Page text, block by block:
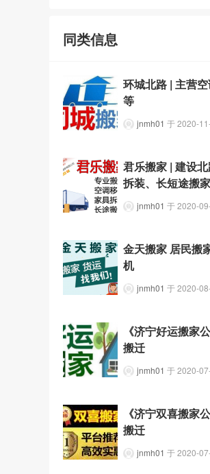
同类信息
环城北路 | 主营
等
jnmh01 于 2020-
君乐搬家 | 建设
拆装、长短途搬
jnmh01 于 2020-
金天搬家 居民搬
机
jnmh01 于 2020-
《济宁好运搬家
搬迁
jnmh01 于 2020-
《济宁双喜搬家
搬迁
jnmh01 于 2020-